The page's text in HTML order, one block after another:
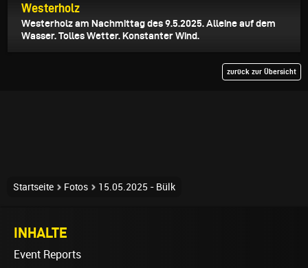
Westerholz
Westerholz am Nachmittag des 9.5.2025. Alleine auf dem
Wasser. Tolles Wetter. Konstanter Wind.
zurück zur Übersicht
Startseite Fotos 15.05.2025 - Bülk
INHALTE
Event Reports